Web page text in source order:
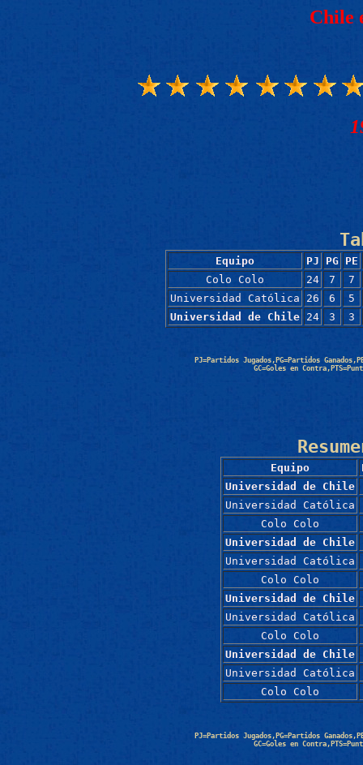
Chile
Equipo PJ PG PE
Colo Colo
24 7
7
Universidad Católica
26 6
5
Universidad de Chile 24 3 3
PJ=Partidos Jugados,PG=Partidos
GC=Goles en
Equipo
Universidad de Chile
Universidad Católica
Colo Colo
Universidad de Chile
Universidad Católica
Colo Colo
Universidad de Chile
Universidad Católica
Colo Colo
Universidad de Chile
Universidad Católica
Colo Colo
PJ=Partidos Jugados,PG=Partidos
GC=Goles en